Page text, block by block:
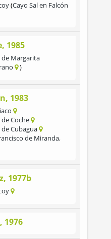
Cayo Sal en Falcón
1985
de Margarita
1983
de Coche
de Cubagua
de Miranda,
1977b
1976